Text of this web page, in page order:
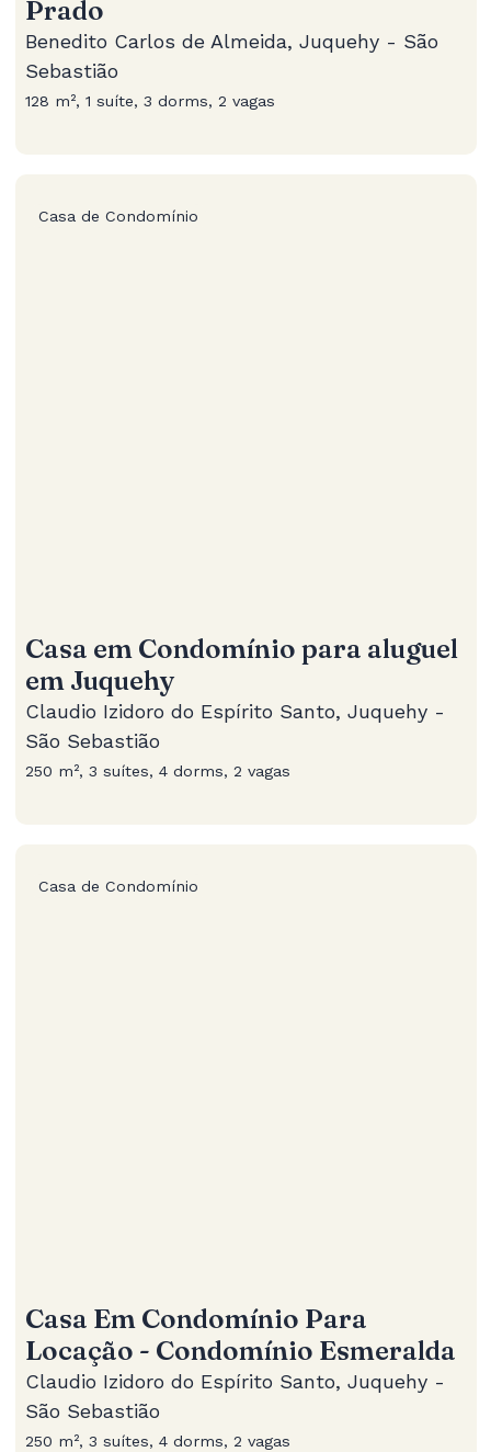
Prado
Benedito Carlos de Almeida, Juquehy - São
Sebastião
128 m², 1 suíte, 3 dorms, 2 vagas
Casa de Condomínio
Casa em Condomínio para aluguel
em Juquehy
Claudio Izidoro do Espírito Santo, Juquehy -
São Sebastião
250 m², 3 suítes, 4 dorms, 2 vagas
Casa de Condomínio
Casa Em Condomínio Para
Locação - Condomínio Esmeralda
Claudio Izidoro do Espírito Santo, Juquehy -
São Sebastião
250 m², 3 suítes, 4 dorms, 2 vagas